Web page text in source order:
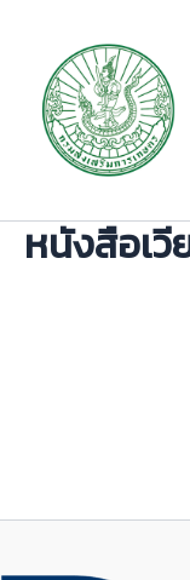
content
หนังสือเ